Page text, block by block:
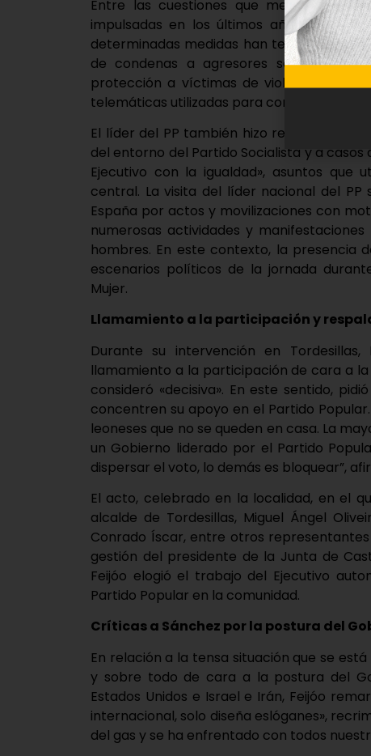
Entre las cuestiones que mencionó,
impulsadas en los últimos años
determinadas medidas han tenido
de condenas a agresores sexuales.
protección a víctimas de violencia
telemáticas utilizadas para controlar a
El líder del PP también hizo referencia a
del entorno del Partido Socialista y a casos
Ejecutivo con la igualdad», asuntos
central. La visita del líder nacional del
España por actos y movilizaciones con
numerosas actividades y
hombres. En este contexto, la presencia
escenarios políticos de la jornada
Mujer.
Llamamiento a la participación y
Durante su intervención en
llamamiento a la participación de cara a
consideró «decisiva». En este sentido,
concentren su apoyo en el Partido
leoneses que no se queden en casa. La
un Gobierno liderado por el Partido
dispersar el voto, lo demás es bloquear”,
El acto, celebrado en la localidad, en el
alcalde de Tordesillas, Miguel Ángel
Conrado Íscar, entre otros
gestión del presidente de la Junta de
Feijóo elogió el trabajo del Ejecutivo
Partido Popular en la comunidad.
Críticas a Sánchez por la postura del
En relación a la tensa situación que se
y sobre todo de cara a la postura del
Estados Unidos e Israel e Irán, Feijóo
internacional, solo diseña eslóganes»,
del gas y se ha enfrentado con todos